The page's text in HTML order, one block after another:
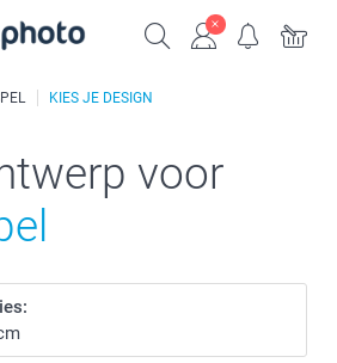
KIES JE DESIGN
voor